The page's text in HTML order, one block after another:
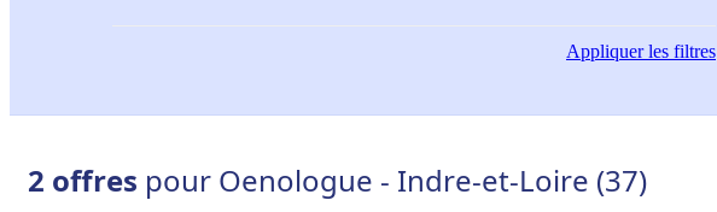
Appliquerles filtres
2 offres pour Oenologue - Indre-et-Loire (37)